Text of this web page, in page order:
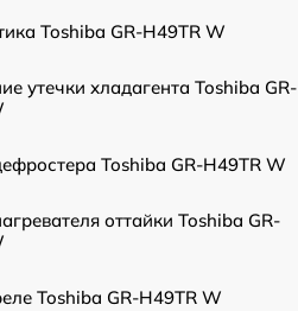
Toshiba GR-H49TR W
утечки хладагента Toshiba GR-
Toshiba GR-H49TR W
оттайки Toshiba GR-
Toshiba GR-H49TR W